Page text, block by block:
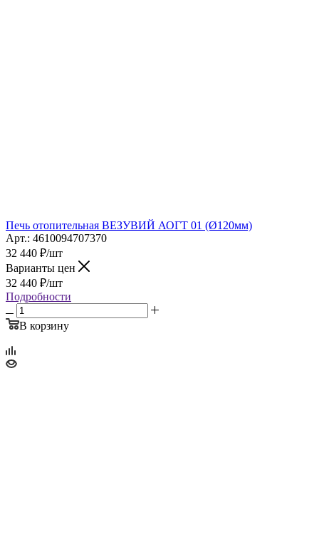
Печь отопительная ВЕЗУВИЙ АОГТ 01 (Ø120мм)
Арт.: 4610094707370
32 440 ₽/шт
Варианты цен
32 440 ₽/шт
Подробности
В корзину